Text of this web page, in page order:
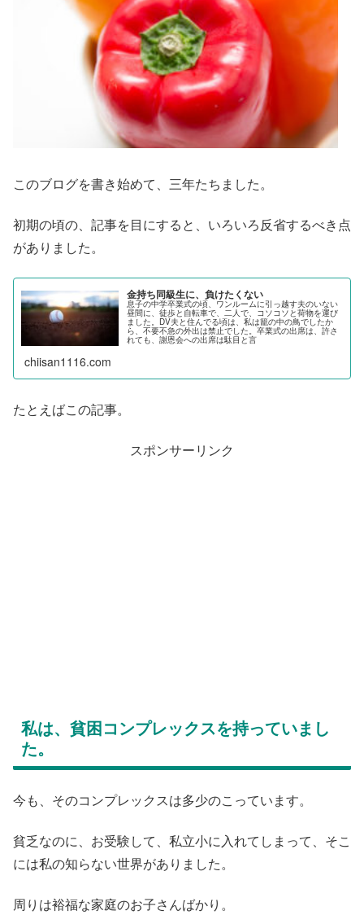
このブログを書き始めて、三年たちました。
初期の頃の、記事を目にすると、いろいろ反省するべき点
がありました。
金持ち同級生に、負けたくない
息子の中学卒業式の頃、ワンルームに引っ越す夫のいない
昼間に、徒歩と自転車で、二人で、コソコソと荷物を運び
ました。DV夫と住んでる頃は、私は籠の中の鳥でしたか
ら、不要不急の外出は禁止でした。卒業式の出席は、許さ
れても、謝恩会への出席は駄目と言
chiisan1116.com
たとえばこの記事。
スポンサーリンク
私は、貧困コンプレックスを持っていまし
た。
今も、そのコンプレックスは多少のこっています。
貧乏なのに、お受験して、私立小に入れてしまって、そこ
には私の知らない世界がありました。
周りは裕福な家庭のお子さんばかり。